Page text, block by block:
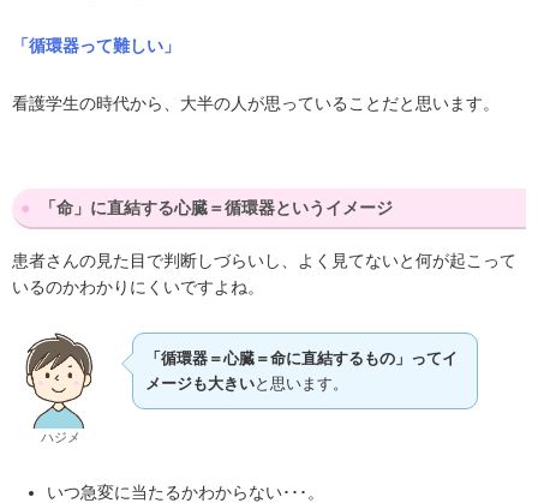
「循環器って難しい」
看護学生の時代から、大半の人が思っていることだと思います。
「命」に直結する心臓＝循環器というイメージ
患者さんの見た目で判断しづらいし、よく見てないと何が起こって
いるのかわかりにくいですよね。
ハジメ
「循環器＝心臓＝命に直結するもの」ってイ
メージも大きいと思います。
いつ急変に当たるかわからない･･･。